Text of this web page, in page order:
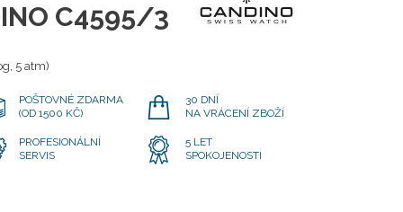
C4595/3
5 atm)
POŠTOVNÉ ZDARMA
(OD 1500 KČ)
30 DNÍ
NA VRÁCENÍ ZBOŽÍ
PROFESIONÁLNÍ
SERVIS
5 LET
SPOKOJENOSTI